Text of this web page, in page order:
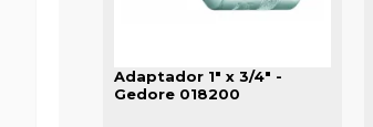
Adaptador 1" x 3/4" -
Gedore 018200